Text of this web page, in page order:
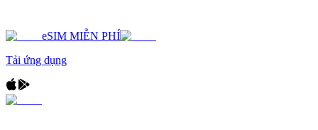
eSIM MIỄN PHÍ
Tải ứng dụng